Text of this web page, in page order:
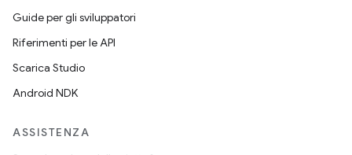
Guide per gli sviluppatori
Riferimenti per le API
Scarica Studio
Android NDK
ASSISTENZA